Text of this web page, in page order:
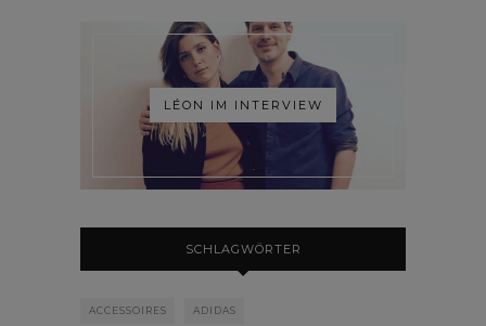
LÉON IM INTERVIEW
SCHLAGWÖRTER
ACCESSOIRES ADIDAS